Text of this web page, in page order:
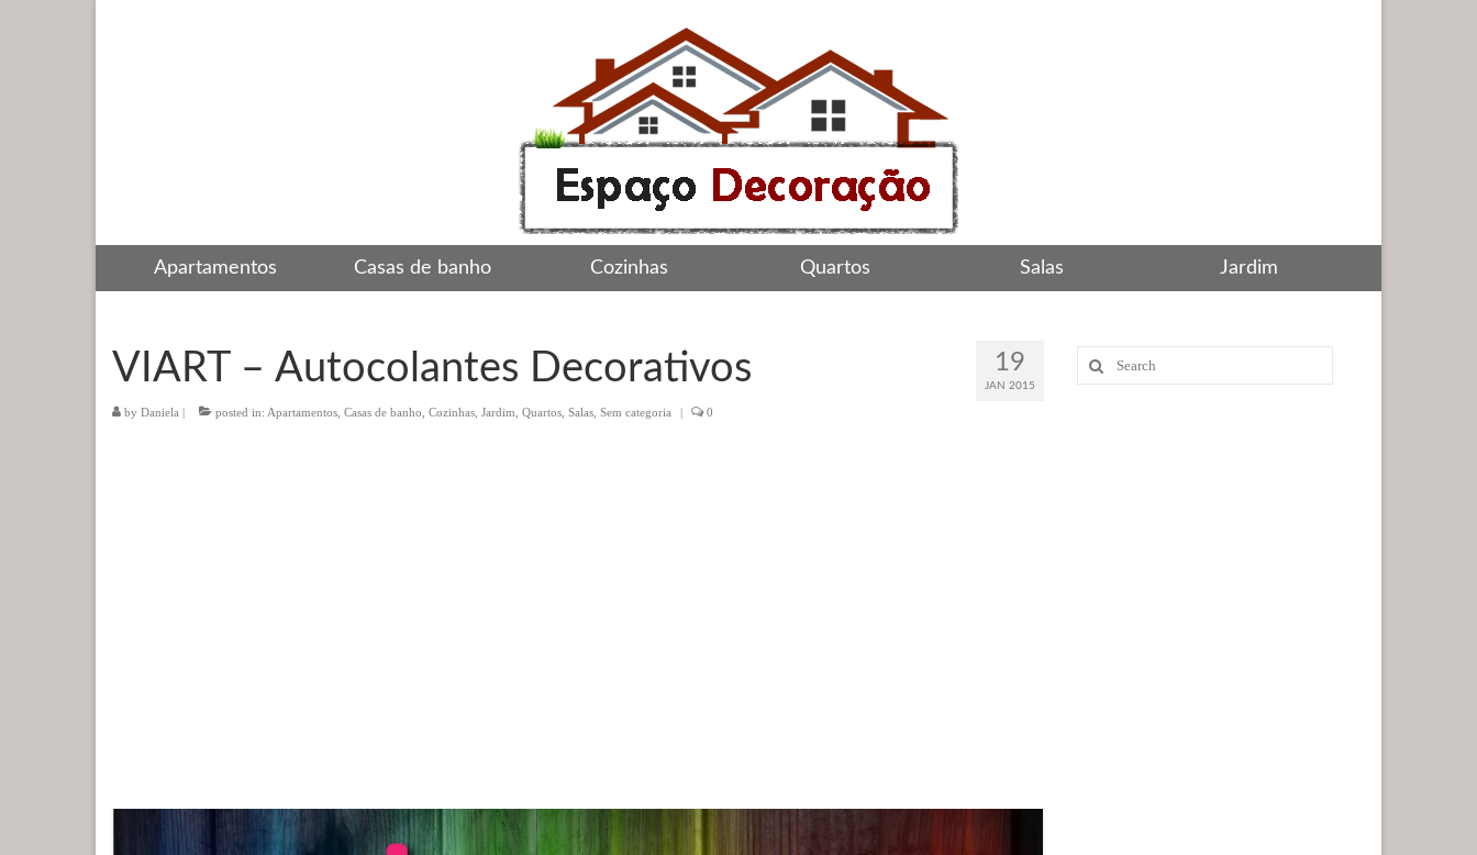
Apartamentos Casas de banho Cozinhas Quartos Salas Jardim
19
JAN 2015
VIART – Autocolantes Decorativos
by Daniela | posted in: Apartamentos Casas de banho Cozinhas Jardim Quartos Salas Sem categoria | 0
Search
for: